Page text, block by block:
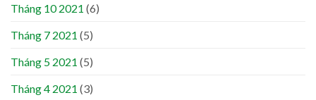
Tháng 10 2021 (6)
Tháng 7 2021 (5)
Tháng 5 2021 (5)
Tháng 4 2021 (3)